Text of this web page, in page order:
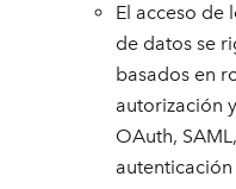
El acceso de
de datos se
basados en
autorización
OAuth,